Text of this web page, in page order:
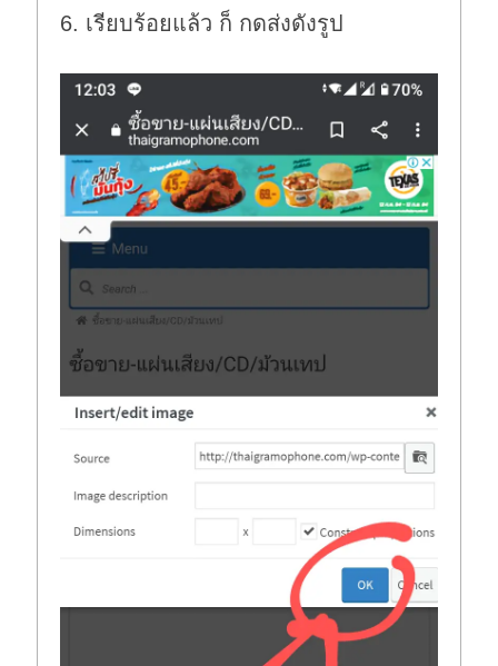
6. เรียบร้อยแล้ว ก็ กดส่งดังรูป